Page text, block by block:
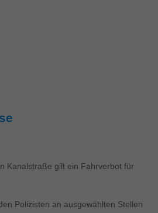
Kanalstraße gilt ein Fahrverbot für
Polizisten an ausgewählten Stellen